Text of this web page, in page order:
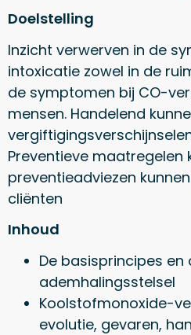
Doelstelling
Inzicht verwerven in de
intoxicatie zowel in de
de symptomen bij CO-
mensen. Handelend
Preventieve maatregelen
preventieadviezen
cliënten
Inhoud
De basisprincipes
ademhalingsstelsel
Koolstofmonoxide-
evolutie, gevaren,